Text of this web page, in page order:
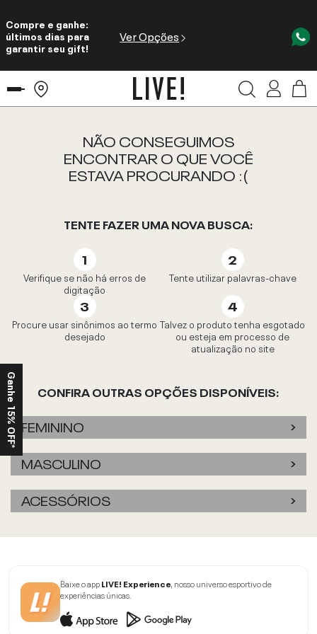
Compre e ganhe:
últimos dias para
garantir seu gift!
Ver Opções
NÃO CONSEGUIMOS
ENCONTRAR O QUE VOCÊ
ESTAVA PROCURANDO :(
TENTE FAZER UMA NOVA BUSCA:
Verifique se não há erros de
digitação
Tente utilizar palavras-chave
Procure usar sinônimos ao termo
desejado
Talvez o produto tenha esgotado
ou esteja em processo de
atualização no site
CONFIRA OUTRAS OPÇÕES DISPONÍVEIS:
FEMININO
MASCULINO
ACESSÓRIOS
Baixe o appLIVE! Experience, nosso universo esportivo de
experiências únicas.
Ganhe 15% OFF*